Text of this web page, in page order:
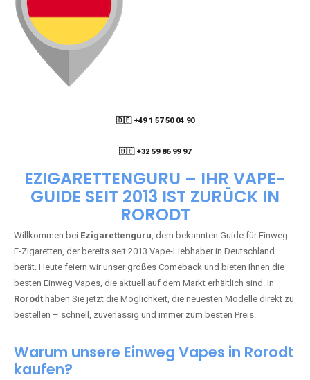
🇩🇪 +49 1 57 50 04 90
🇧🇪 +32 59 86 99 97
EZIGARETTENGURU – IHR VAPE-
GUIDE SEIT 2013 IST ZURÜCK IN
RORODT
Willkommen bei Ezigarettenguru, dem bekannten Guide für Einweg
E-Zigaretten, der bereits seit 2013 Vape-Liebhaber in Deutschland
berät. Heute feiern wir unser großes Comeback und bieten Ihnen die
besten Einweg Vapes, die aktuell auf dem Markt erhältlich sind. In
Rorodt haben Sie jetzt die Möglichkeit, die neuesten Modelle direkt zu
bestellen – schnell, zuverlässig und immer zum besten Preis.
Warum unsere Einweg Vapes in Rorodt
kaufen?